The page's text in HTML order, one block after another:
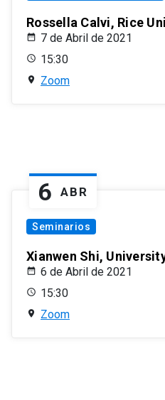
Rossella Calvi, Rice
7 de Abril de 2021
15:30
Zoom
6 ABR
Seminarios
Xianwen Shi,
6 de Abril de 2021
15:30
Zoom